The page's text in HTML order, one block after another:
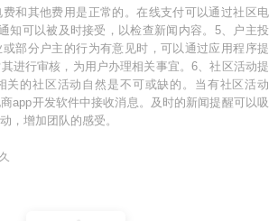
和其他费用是正常的。在线支付可以通过社区电
知可以被及时接受，以检查新闻内容。5、户主投
部分户主的行为有意见时，可以通过应用程序提
进行审核，为用户办理相关事宜。6、社区活动提
关的社区活动自然是不可或缺的。当有社区活动
app开发软件中接收消息。及时的新闻提醒可以吸
，增加团队的感受。